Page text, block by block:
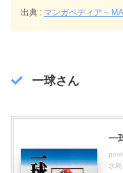
出典 : マンガペディア –
一球さん
一
水